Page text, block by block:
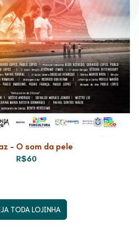
– O som da pele
R$60
TODA LOJINHA